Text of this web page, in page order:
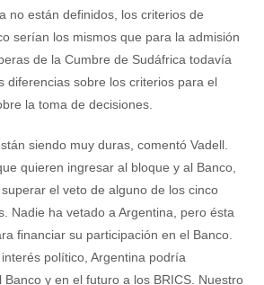
no están definidos, los criterios de
serían los mismos que para la admisión
de la Cumbre de Sudáfrica todavía
diferencias sobre los criterios para el
la toma de decisiones.
siendo muy duras, comentó Vadell.
quieren ingresar al bloque y al Banco,
el veto de alguno de los cinco
Nadie ha vetado a Argentina, pero ésta
financiar su participación en el Banco.
político, Argentina podría
y en el futuro a los BRICS. Nuestro